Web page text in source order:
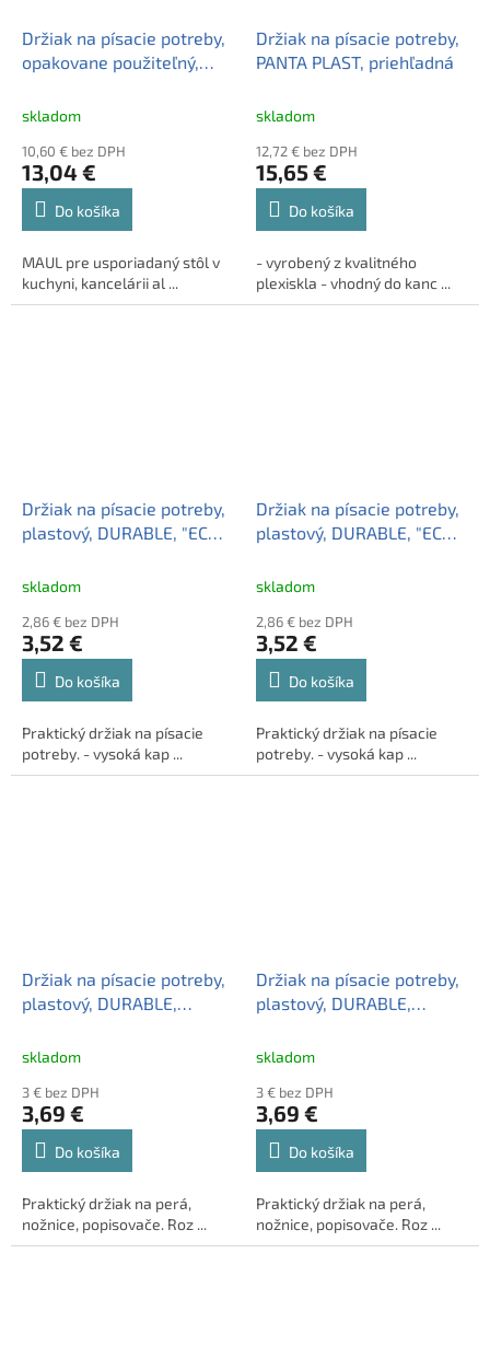
Držiak na písacie potreby,
opakovane použiteľný,
skladom
10,60 € bez DPH
13,04 €
Do košíka
MAUL pre usporiadaný stôl v
kuchyni, kancelárii al ...
Držiak na písacie potreby,
PANTA PLAST, priehľadná
skladom
12,72 € bez DPH
15,65 €
Do košíka
- vyrobený z kvalitného
plexiskla - vhodný do kanc ...
Držiak na písacie potreby,
plastový, DURABLE, "ECO",
skladom
2,86 € bez DPH
3,52 €
Do košíka
Praktický držiak na písacie
potreby. - vysoká kap ...
Držiak na písacie potreby,
plastový, DURABLE, "ECO",
skladom
2,86 € bez DPH
3,52 €
Do košíka
Praktický držiak na písacie
potreby. - vysoká kap ...
Držiak na písacie potreby,
plastový, DURABLE,
skladom
3 € bez DPH
3,69 €
Do košíka
Praktický držiak na perá,
nožnice, popisovače. Roz ...
Držiak na písacie potreby,
plastový, DURABLE,
skladom
3 € bez DPH
3,69 €
Do košíka
Praktický držiak na perá,
nožnice, popisovače. Roz ...